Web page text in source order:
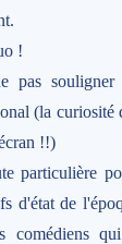
!
pas
(la
!!)
particulière
d'état de
comédiens